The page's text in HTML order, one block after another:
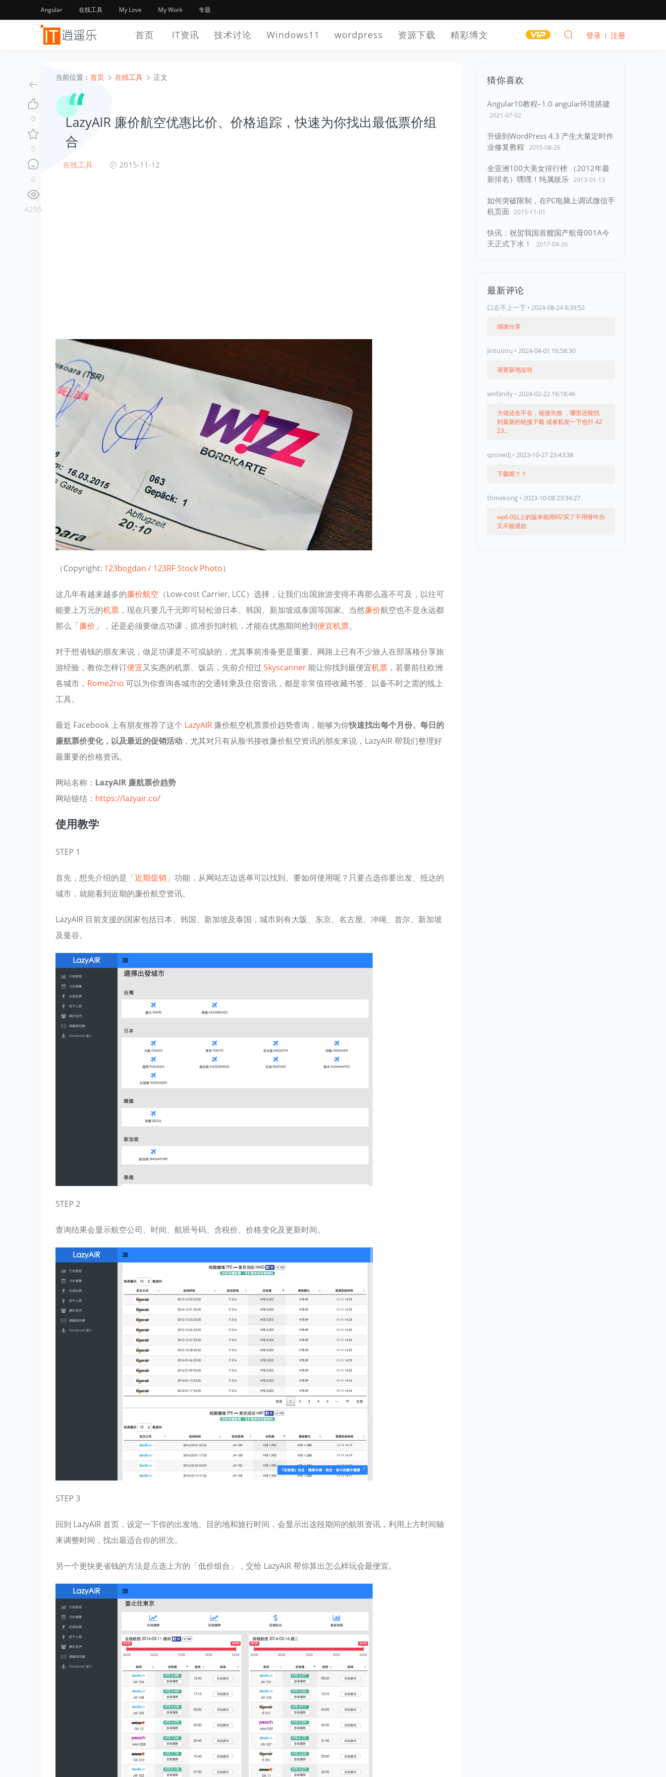
Angular 在线工具 My Love My Work 专题
首页 IT资讯 技术讨论 Windows11 wordpress 资源下载 精彩博文 登录 注册
当前位置： 首页 在线工具 正文
LazyAIR 廉价航空优惠比价、价格追踪，快速为你找出最低票价组
合
在线工具 2015-11-12
（Copyright: 123bogdan / 123RF Stock Photo）
这几年有越来越多的廉价航空 （Low-cost Carrier, LCC）选择，让我们出国旅游变得不再那么遥不可及，以往可
能要上万元的机票 ，现在只要几千元即可轻松游日本、韩国、新加坡或泰国等国家。当然廉价航空也不是永远都
那么「廉价 」，还是必须要做点功课，抓准折扣时机，才能在优惠期间抢到便宜机票。
对于想省钱的朋友来说，做足功课是不可或缺的，尤其事前准备更是重要。网路上已有不少旅人在部落格分享旅
游经验，教你怎样订便宜又实惠的机票、饭店，先前介绍过 Skyscanner能让你找到最便宜机票 ，若要前往欧洲
各城市， Rome2rio 可以为你查询各城市的交通转乘及住宿资讯，都是非常值得收藏书签、以备不时之需的线上
工具。
最近 Facebook 上有朋友推荐了这个 LazyAIR 廉价航空机票票价趋势查询，能够为你快速找出每个月份、每日的
廉航票价变化，以及最近的促销活动 ，尤其对只有从脸书接收廉价航空资讯的朋友来说，LazyAIR 帮我们整理好
最重要的价格资讯。
网站名称： LazyAIR 廉航票价趋势
网站链结： https://lazyair.co/
使用教学
STEP 1
首先，想先介绍的是「近期促销 」功能，从网站左边选单可以找到。要如何使用呢？只要点选你要出发、抵达的
城市，就能看到近期的廉价航空资讯。
LazyAIR 目前支援的国家包括日本、韩国、新加坡及泰国，城市则有大阪、东京、名古屋、冲绳、首尔、新加坡
及曼谷。
STEP 2
查询结果会显示航空公司、时间、航班号码、含税价、价格变化及更新时间。
STEP 3
回到 LazyAIR 首页，设定一下你的出发地、目的地和旅行时间，会显示出这段期间的航班资讯，利用上方时间轴
来调整时间，找出最适合你的班次。
另一个更快更省钱的方法是点选上方的「低价组合」，交给 LazyAIR 帮你算出怎么样玩会最便宜。
猜你喜欢
Angular10教程–1.0 angular环境搭建
2021-07-02
升级到WordPress 4.3 产生大量定时作
业修复教程 2015-08-26
全亚洲100大美女排行榜 （2012年最
新排名）嘿嘿！纯属娱乐 2013-01-13
如何突破限制，在PC电脑上调试微信手
机页面 2015-11-01
快讯：祝贺我国首艘国产航母001A今
天正式下水！
2017-04-26
最新评论
口左不上一下 • 2024-08-24 8:39:52
感谢分享
jintuiziru • 2024-04-01 16:58:30
请更新地址哇
wnfandy • 2024-02-22 16:18:46
大佬还在不在，链接失效 ，哪里还能找
到最新的链接下载 或者私发一下也行 42
23...
qzonedj • 2023-10-27 23:43:38
下载呢？？
thmekong • 2023-10-08 23:34:27
wp6.0以上的版本能用吗?买了不用呀咋办
又不能退款
0
0
0
4295